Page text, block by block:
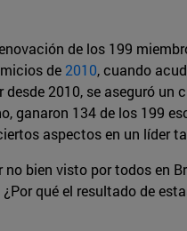
de los 199
de 2010, cuando
desde 2010, se aseguró
ganaron 134 de los 199
aspectos en un líder
bien visto por todos en
qué el resultado de